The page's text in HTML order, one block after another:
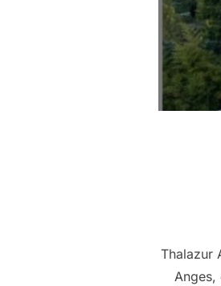
Thalazur
Anges,